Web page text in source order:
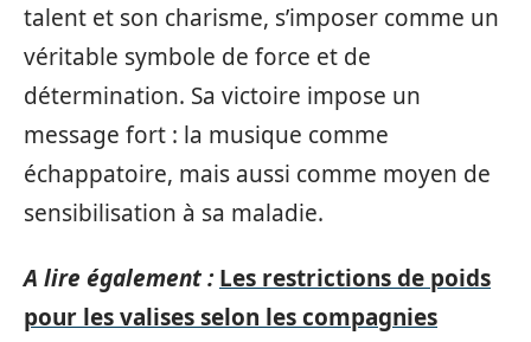
talent et son charisme, s’imposer comme un
véritable symbole de force et de
détermination. Sa victoire impose un
message fort : la musique comme
échappatoire, mais aussi comme moyen de
sensibilisation à sa maladie.
A lire également : Les restrictions de poids
pour les valises selon les compagnies